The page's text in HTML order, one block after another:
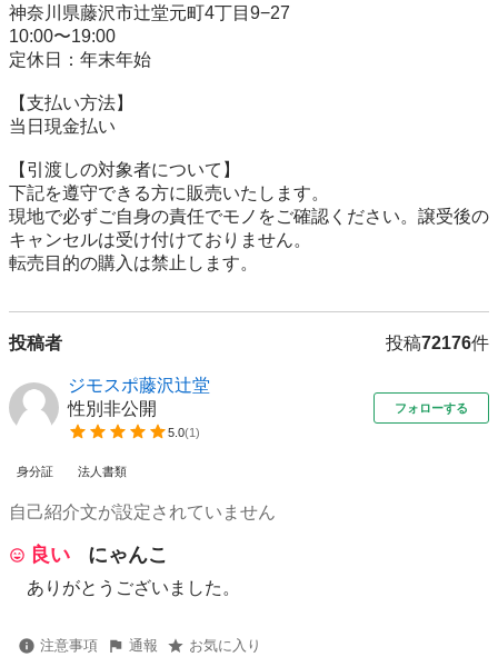
神奈川県藤沢市辻堂元町4丁目9−27
10:00〜19:00
定休日：年末年始
【⽀払い⽅法】
当日現金払い
【引渡しの対象者について】
下記を遵守できる⽅に販売いたします。
現地で必ずご⾃⾝の責任でモノをご確認ください。譲受後の
キャンセルは受け付けておりません。
転売⽬的の購⼊は禁⽌します。
投稿者 投稿72176件
ジモスポ藤沢辻堂
性別非公開
5.0(1)
フォローする
身分証 法人書類
自己紹介文が設定されていません
良い にゃんこ
ありがとうございました。
注意事項 通報 お気に入り